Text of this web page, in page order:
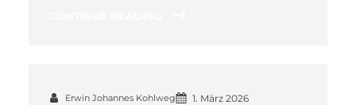
Erwin Johannes Kohlweg 1. März 2026